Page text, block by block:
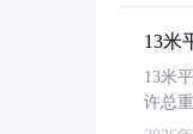
13米
13米
许总